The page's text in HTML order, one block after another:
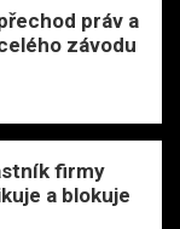
práv a
závodu
firmy
a blokuje